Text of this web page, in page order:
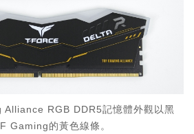
Alliance RGB DDR5記憶體外觀以黑
Gaming的黃色線條。